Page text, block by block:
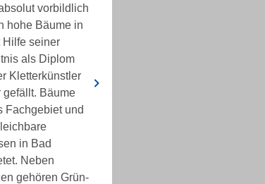
vorbildlich
hohe Bäume in
Hilfe seiner
als Diplom
Kletterkünstler
gefällt. Bäume
Fachgebiet und
in Bad
Neben
gehören Grün-